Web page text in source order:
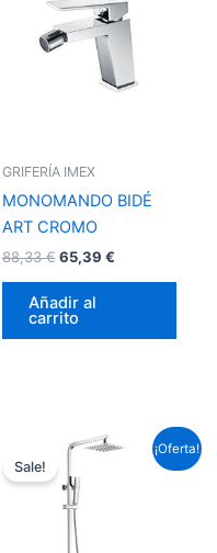
GRIFERÍA IMEX
MONOMANDO BIDÉ
ART CROMO
88,33€
88,33 €.
65,39 €
65,39 €.
Añadir al
carrito
¡Oferta!
Sale!
El
original
era:
313,39 €.
precio